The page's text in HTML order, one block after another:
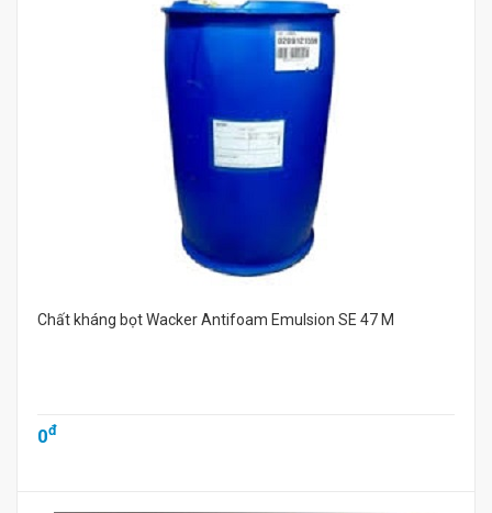
Chất kháng bọt Wacker Antifoam Emulsion SE 47 M
0đ